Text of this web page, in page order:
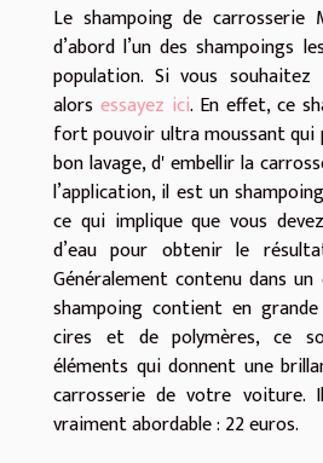
Le shampoing de carrosserie
d’abord l’un des shampoings
population. Si vous
alors essayez ici. En effet, ce
fort pouvoir ultra moussant qui
bon lavage, d' embellir la
l’application, il est un
ce qui implique que vous
d’eau pour obtenir le
Généralement contenu dans
shampoing contient en
cires et de polymères, ce
éléments qui donnent une
carrosserie de votre
vraiment abordable : 22 euros.